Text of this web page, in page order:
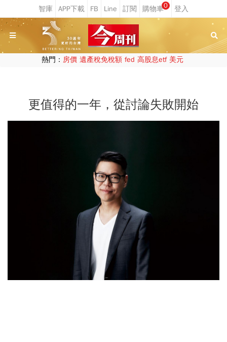
0
熱門： 房價 遺產稅免稅額 fed 高股息etf 美元
更值得的一年，從討論失敗開始